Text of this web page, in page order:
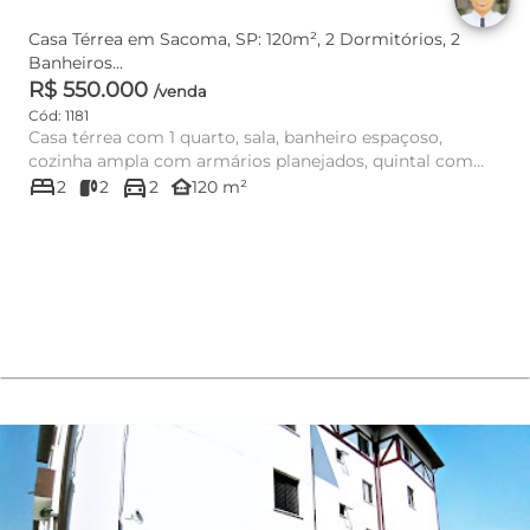
Casa Térrea em Sacoma, SP: 120m², 2 Dormitórios, 2
Banheiros...
R$ 550.000 /venda
Cód: 1181
Casa térrea com 1 quarto, sala, banheiro espaçoso,
cozinha ampla com armários planejados, quintal com
área de serviço +...
bed2 2 directions_car2 other_houses120 m²